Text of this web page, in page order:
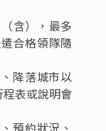
人每天一瓶礦